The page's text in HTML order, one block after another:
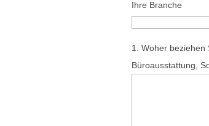
Ihre Branche
1. Woher beziehen
Büroausstattung,